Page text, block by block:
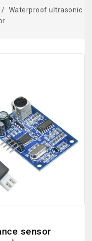
Waterproof ultrasonic
sensor